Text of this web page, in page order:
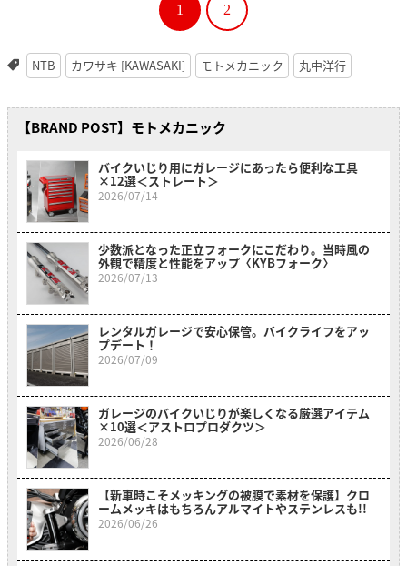
1 2
NTB カワサキ [KAWASAKI] モトメカニック 丸中洋行
【BRAND POST】モトメカニック
バイクいじり用にガレージにあったら便利な工具
×12選＜ストレート＞
2026/07/14
少数派となった正立フォークにこだわり。当時風の
外観で精度と性能をアップ〈KYBフォーク〉
2026/07/13
レンタルガレージで安心保管。バイクライフをアッ
プデート！
2026/07/09
ガレージのバイクいじりが楽しくなる厳選アイテム
×10選＜アストロプロダクツ＞
2026/06/28
【新車時こそメッキングの被膜で素材を保護】クロ
ームメッキはもちろんアルマイトやステンレスも!!
2026/06/26